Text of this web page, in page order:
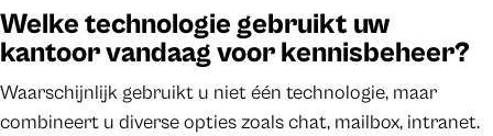
Welke technologie gebruikt uw
kantoor vandaag voor kennisbeheer?
Waarschijnlijk gebruikt u niet één technologie, maar
combineert u diverse opties zoals chat, mailbox, intranet.